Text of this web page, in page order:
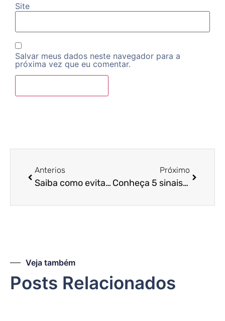
Site
Salvar meus dados neste navegador para a
próxima vez que eu comentar.
Anterios
Saiba como evitar dívidas financeiras em tempos de crises e fique mais seguro!
Próximo
Conheça 5 sinais de alerta sobre a saúde financeira da sua empresa!
Veja também
Posts Relacionados